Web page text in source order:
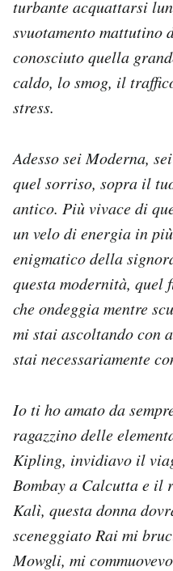
turbante acquattarsi
svuotamento mattutino
conosciuto quella
caldo, lo smog, il
stress.
Adesso sei Moderna,
quel sorriso, sopra il
antico. Più vivace di
un velo di energia in
enigmatico della
questa modernità, quel
che ondeggia mentre
mi stai ascoltando con
stai necessariamente
Io ti ho amato da
ragazzino delle
Kipling, invidiavo il
Bombay a Calcutta e
Kalì, questa donna
sceneggiato Rai mi
Mowgli, mi